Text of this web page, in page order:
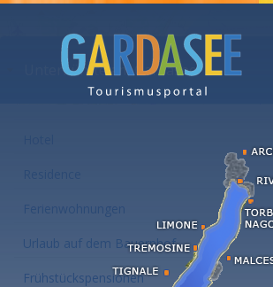
Unterkünfte am Gardasee
Ferienwohnungen
Urlaub auf dem Bauernhof
Frühstückspensionen